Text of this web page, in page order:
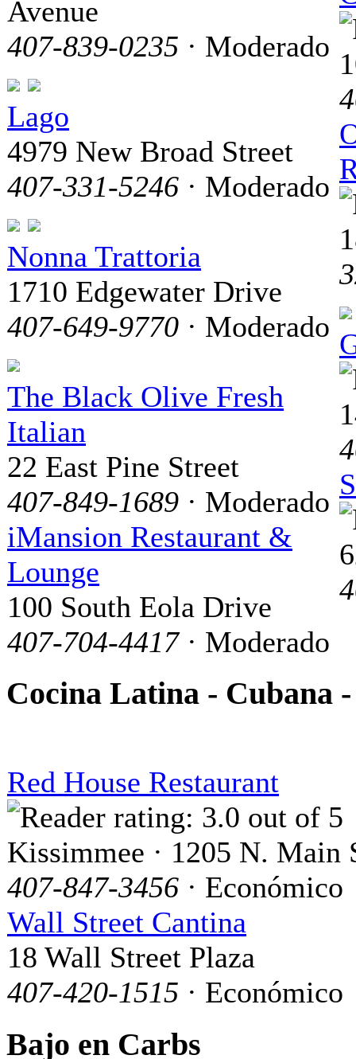
Avenue
407-839-0235 · Moderado
Lago
4979 New Broad Street
407-331-5246 · Moderado
Nonna Trattoria
1710 Edgewater Drive
407-649-9770 · Moderado
The Black Olive Fresh
Italian
22 East Pine Street
407-849-1689 · Moderado
iMansion Restaurant &
Lounge
100 South Eola Drive
407-704-4417· Moderado
Cocina Latina - Cubana
Red House Restaurant
Kissimmee · 1205 N. Main
407-847-3456 · Económico
Wall Street Cantina
18 Wall Street Plaza
407-420-1515 · Económico
Bajo en Carbs